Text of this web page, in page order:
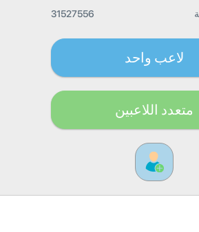
31527556
لاعب واحد
متعدد اللاعبين